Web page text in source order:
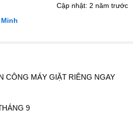
Cập nhật: 2 năm trước
CÔNG MÁY GIẶT RIÊNG NGAY
9